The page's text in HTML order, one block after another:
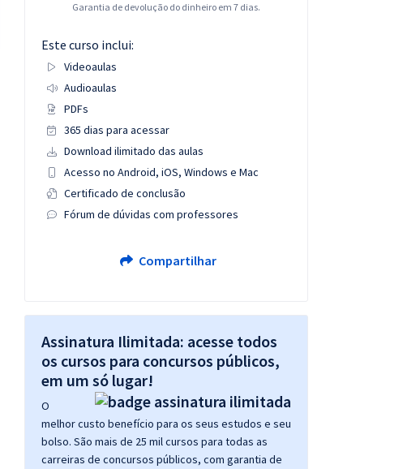
Garantia de devolução do dinheiro em 7 dias.
Este curso inclui:
Videoaulas
Audioaulas
PDFs
365 dias para acessar
Download ilimitado das aulas
Acesso no Android, iOS, Windows e Mac
Certificado de conclusão
Fórum de dúvidas com professores
Compartilhar
Assinatura Ilimitada: acesse todos
os cursos para concursos públicos,
em um só lugar!
O
melhor custo benefício para os seus estudos e seu
bolso. São mais de 25 mil cursos para todas as
carreiras de concursos públicos, com garantia de